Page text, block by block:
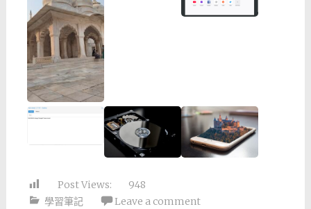
Post Views:
948
學習筆記
Leave a comment